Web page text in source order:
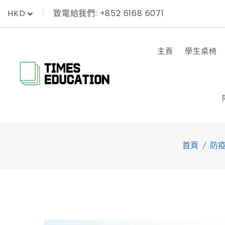
content
HKD 致電給我們: +852 6168 6071
主頁 學生桌椅
首頁 防